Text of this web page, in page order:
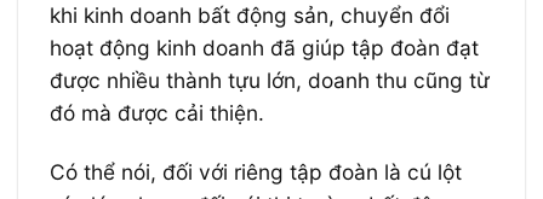
khi kinh doanh bất động sản, chuyển đổi
hoạt động kinh doanh đã giúp tập đoàn đạt
được nhiều thành tựu lớn, doanh thu cũng từ
đó mà được cải thiện.
Có thể nói, đối với riêng tập đoàn là cú lột